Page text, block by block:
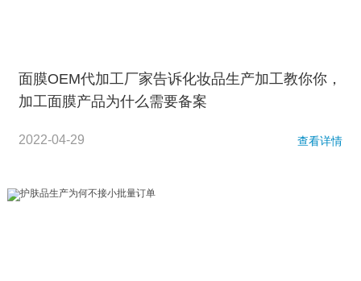
面膜OEM代加工厂家告诉化妆品生产加工教你你，
加工面膜产品为什么需要备案
2022-04-29 查看详情